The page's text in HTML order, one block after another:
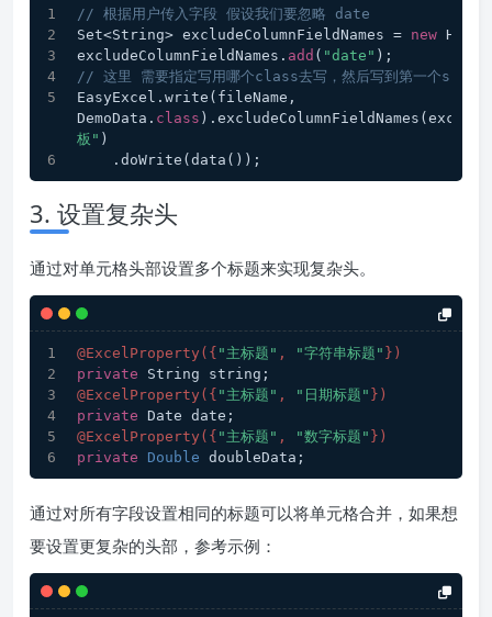
// 根据用户传入字段 假设我们要忽略 date
Set<String> excludeColumnFieldNames = new
excludeColumnFieldNames. add ( "date" );
// 这里 需要指定写用哪个class去写，然后写到第一个sheet
EasyExcel.write(fileName,
DemoData. class
板" )
    .doWrite(data());
3. 设置复杂头
通过对单元格头部设置多个标题来实现复杂头。
@ExcelProperty({ "主标题" , "字符串标题" })
private String string;
@ExcelProperty({ "主标题" , "日期标题" })
private Date date;
@ExcelProperty({ "主标题" , "数字标题" })
private
Double doubleData;
通过对所有字段设置相同的标题可以将单元格合并，如果想
要设置更复杂的头部，参考示例：